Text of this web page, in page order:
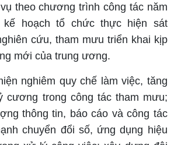
theo chương trình công tác năm
kế hoạch tổ chức thực hiện sát
cứu, tham mưu triển khai kịp
mới của trung ương.
nghiêm quy chế làm việc, tăng
cương trong công tác tham mưu;
thông tin, báo cáo và công tác
chuyển đổi số, ứng dụng hiệu